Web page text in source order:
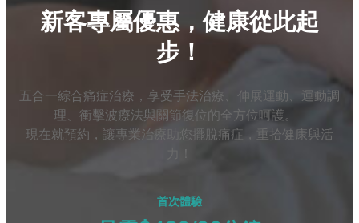
新客專屬優惠，健康從此起
步！
五合一綜合痛症治療，享受手法治療、伸展運動、運動調
理、衝擊波療法與關節復位的全方位呵護。
現在就預約，讓專業治療助您擺脫痛症，重拾健康與活
首次體驗